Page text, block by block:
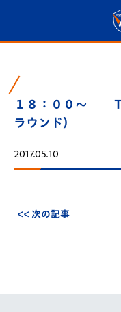
１８：００～ Ｔ
ラウンド）
2017.05.10
<< 次の記事